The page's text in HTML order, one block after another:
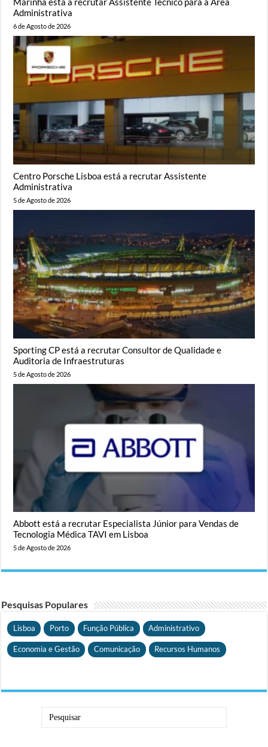
Administrativa
6 de Agosto de 2026
Centro Porsche Lisboa está a recrutar Assistente
Administrativa
5 de Agosto de 2026
Sporting CP está a recrutar Consultor de Qualidade e
Auditoria de Infraestruturas
5 de Agosto de 2026
Abbott está a recrutar Especialista Júnior para Vendas de
Tecnologia Médica TAVI em Lisboa
5 de Agosto de 2026
Pesquisas Populares
Lisboa Porto Função Pública Administrativo
Economia e Gestão Comunicação Recursos Humanos